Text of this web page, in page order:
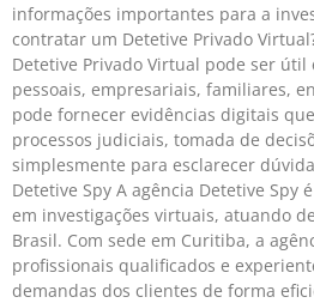
informações importantes para a
contratar um Detetive Privado
Detetive Privado Virtual pode ser útil
pessoais, empresariais, familiares,
pode fornecer evidências digitais
processos judiciais, tomada de
simplesmente para esclarecer
Detetive Spy A agência Detetive Spy
em investigações virtuais, atuando
Brasil. Com sede em Curitiba, a
profissionais qualificados e
demandas dos clientes de forma